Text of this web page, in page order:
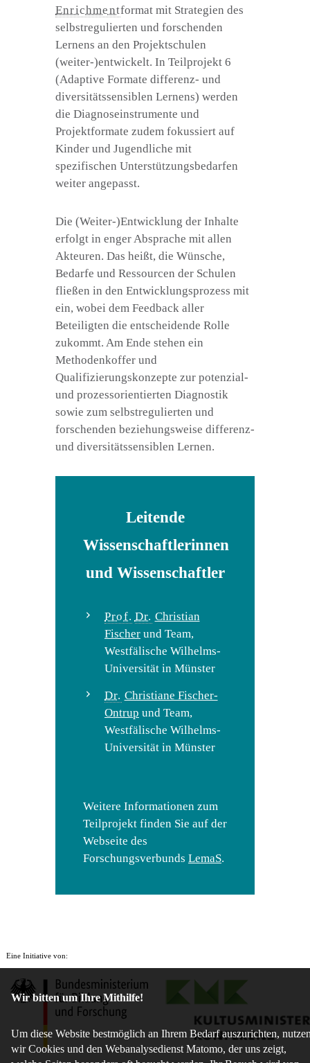
Wir bitten um Ihre Mithilfe!
Um diese Website bestmöglich an Ihrem Bedarf auszurichten,
wir Cookies und den Webanalysedienst Matomo, der uns zeigt,
Enrichmentformat mit Strategien des
selbstregulierten und forschenden
Lernens an den Projektschulen
(weiter-)entwickelt. In Teilprojekt 6
(Adaptive Formate differenz- und
diversitätssensiblen Lernens) werden
die Diagnoseinstrumente und
Projektformate zudem fokussiert auf
Kinder und Jugendliche mit
spezifischen Unterstützungsbedarfen
weiter angepasst.
Die (Weiter-)Entwicklung der Inhalte
erfolgt in enger Absprache mit allen
Akteuren. Das heißt, die Wünsche,
Bedarfe und Ressourcen der Schulen
fließen in den Entwicklungsprozess mit
ein, wobei dem Feedback aller
Beteiligten die entscheidende Rolle
zukommt. Am Ende stehen ein
Methodenkoffer und
Qualifizierungskonzepte zur potenzial-
und prozessorientierten Diagnostik
sowie zum selbstregulierten und
forschenden beziehungsweise differenz-
und diversitätssensiblen Lernen.
Leitende
Wissenschaftlerinnen
und Wissenschaftler
Prof. Dr. Christian
Fischer und Team,
Westfälische Wilhelms-
Universität in Münster
Dr. Christiane Fischer-
Ontrup und Team,
Westfälische Wilhelms-
Universität in Münster
Weitere Informationen zum
Teilprojekt finden Sie auf der
Webseite des
Forschungsverbunds LemaS.
Eine Initiative von: